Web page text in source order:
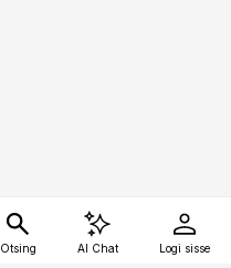
Otsing AI Chat Logi sisse